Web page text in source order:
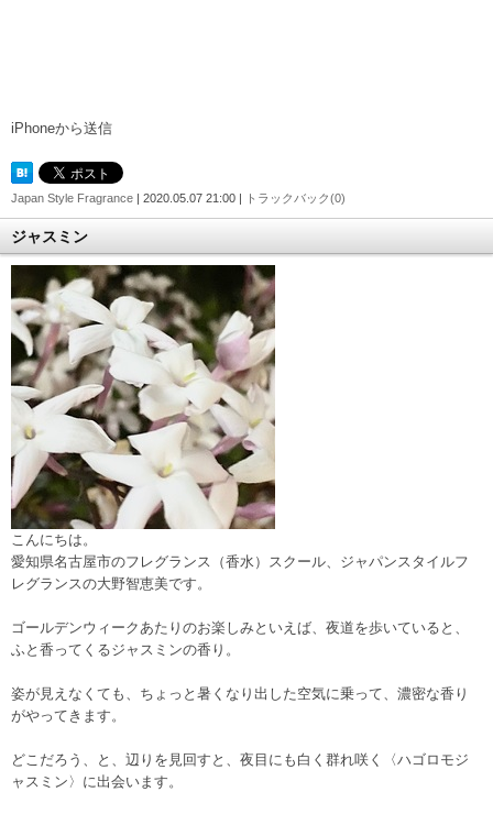
iPhoneから送信
Japan Style Fragrance | 2020.05.07 21:00 | トラックバック(0)
ジャスミン
こんにちは。
愛知県名古屋市のフレグランス（香水）スクール、ジャパンスタイルフ
レグランスの大野智恵美です。
ゴールデンウィークあたりのお楽しみといえば、夜道を歩いていると、
ふと香ってくるジャスミンの香り。
姿が見えなくても、ちょっと暑くなり出した空気に乗って、濃密な香り
がやってきます。
どこだろう、と、辺りを見回すと、夜目にも白く群れ咲く〈ハゴロモジ
ャスミン〉に出会います。